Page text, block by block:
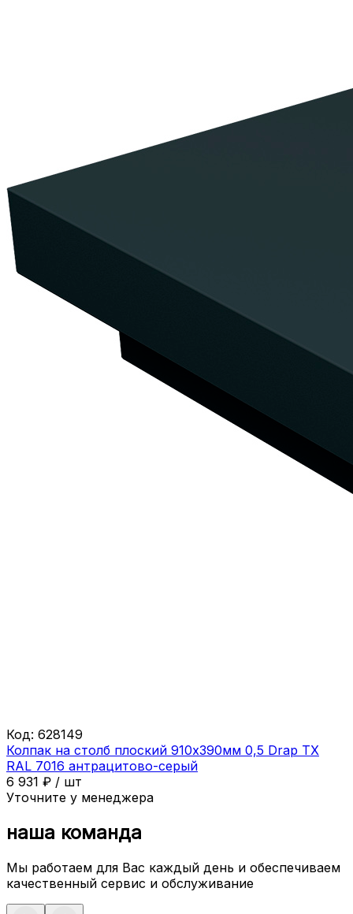
Код: 628149
Колпак на столб плоский 910х390мм 0,5 Drap ТХ
RAL 7016 антрацитово-серый
6 931 ₽ / шт
Уточните у менеджера
наша команда
Мы работаем для Вас каждый день и обеспечиваем
качественный сервис и обслуживание